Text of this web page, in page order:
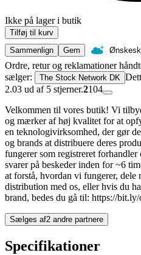
Ikke på lager i butik
Tilføj til kurv
Sammenlign
Gem
Ordre, retur og reklamationer
sælger:
The Stock Network DK
2.03 ud af 5 stjerner.2104
Velkommen til vores butik! Vi
og mærker af høj kvalitet for at
en teknologivirksomhed, der gør
og brands at distribuere deres
fungerer som registreret
svarer på beskeder inden for ~6
at forstå, hvordan vi fungerer,
distribution med os, eller hvis du
brand, bedes du gå til: https://
Sælges af2 andre partnere
Specifikationer